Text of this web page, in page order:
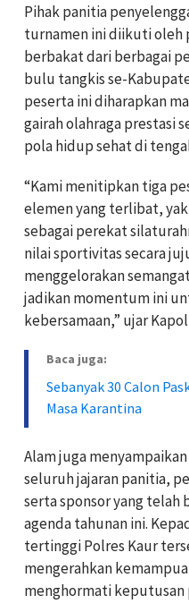
Pihak panitia
turnamen ini diikuti oleh
berbakat dari berbagai
bulu tangkis se-
peserta ini diharapkan
gairah olahraga prestasi
pola hidup sehat di
“Kami menitipkan tiga
elemen yang terlibat,
sebagai perekat
nilai sportivitas secara
menggelorakan
jadikan momentum ini
kebersamaan,” ujar
Baca juga:
Sebanyak 30 Calon
Masa Karantina
Alam juga
seluruh jajaran panitia,
serta sponsor yang telah
agenda tahunan ini.
tertinggi Polres Kaur
mengerahkan
menghormati keputusan